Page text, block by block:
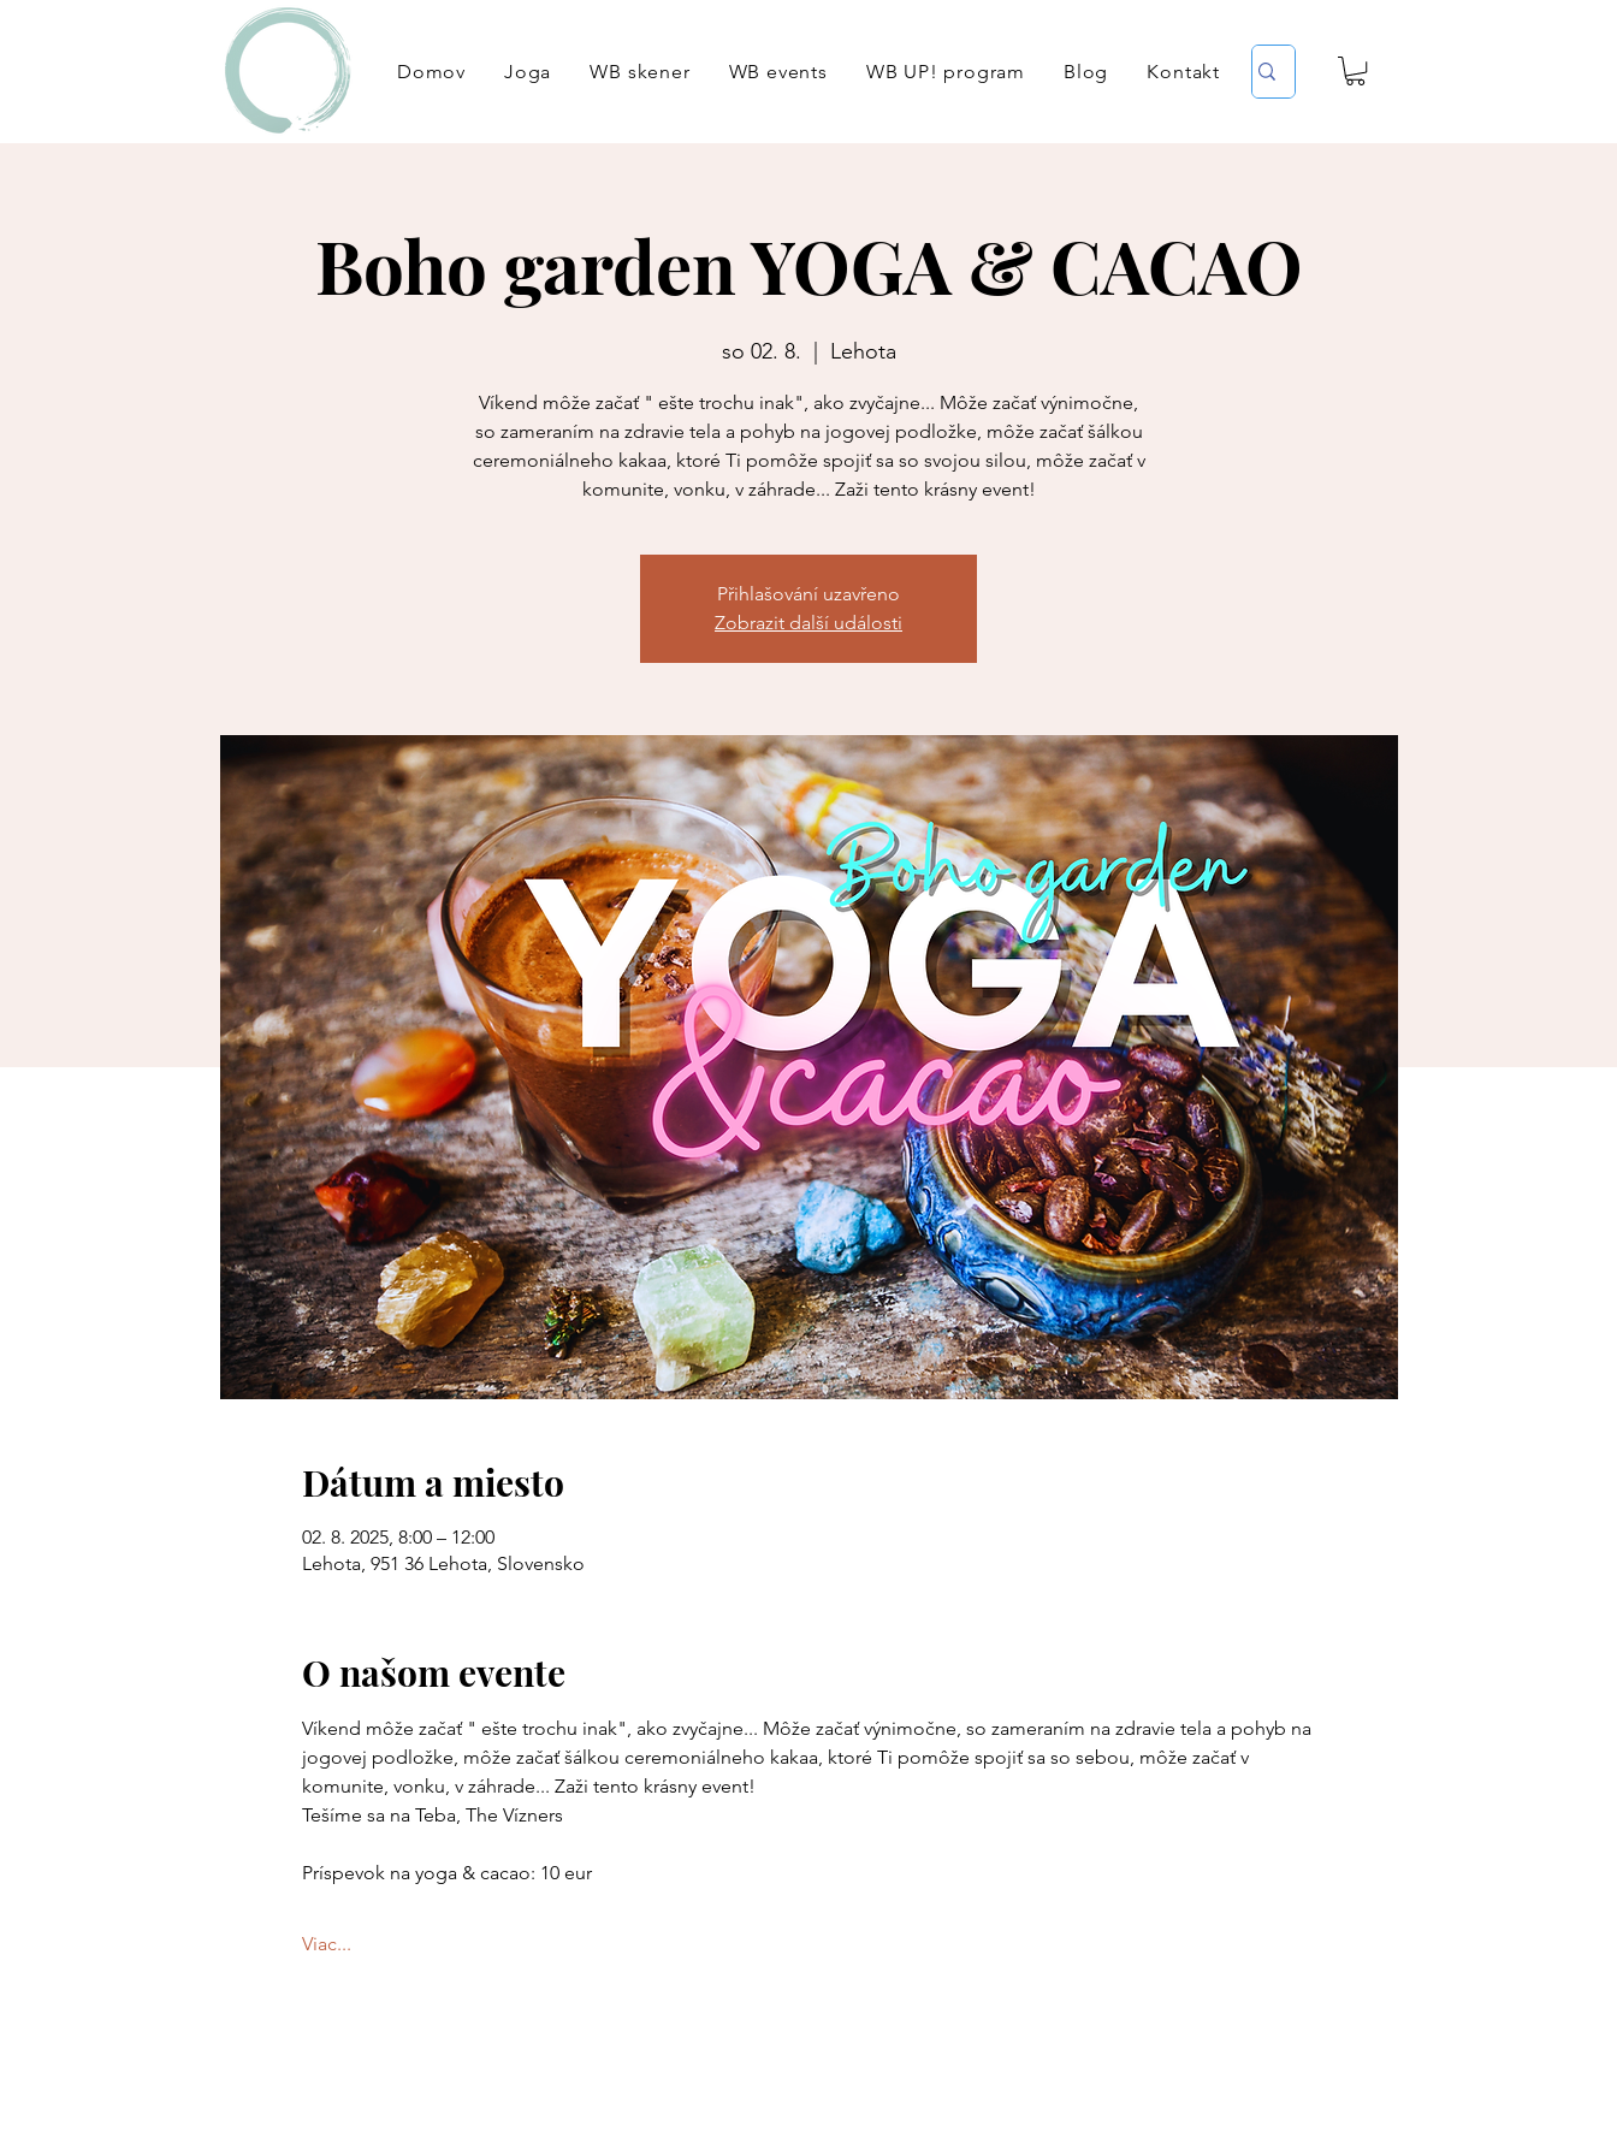
Domov Joga WB skener WB events WB UP! program Blog Kontakt
Boho garden YOGA & CACAO
so 02. 8. Lehota
Víkend môže začať " ešte trochu inak", ako zvyčajne... Môže začať výnimočne,
so zameraním na zdravie tela a pohyb na jogovej podložke, môže začať šálkou
ceremoniálneho kakaa, ktoré Ti pomôže spojiť sa so svojou silou, môže začať v
komunite, vonku, v záhrade... Zaži tento krásny event!
Přihlašování uzavřeno
Zobrazit další události
Dátum a miesto
02. 8. 2025, 8:00 – 12:00
Lehota, 951 36 Lehota, Slovensko
O našom evente
Víkend môže začať " ešte trochu inak", ako zvyčajne... Môže začať výnimočne, so zameraním na zdravie tela a pohyb na
jogovej podložke, môže začať šálkou ceremoniálneho kakaa, ktoré Ti pomôže spojiť sa so sebou, môže začať v
komunite, vonku, v záhrade... Zaži tento krásny event!
Tešíme sa na Teba, The Vízners
Príspevok na yoga & cacao: 10 eur
Viac...